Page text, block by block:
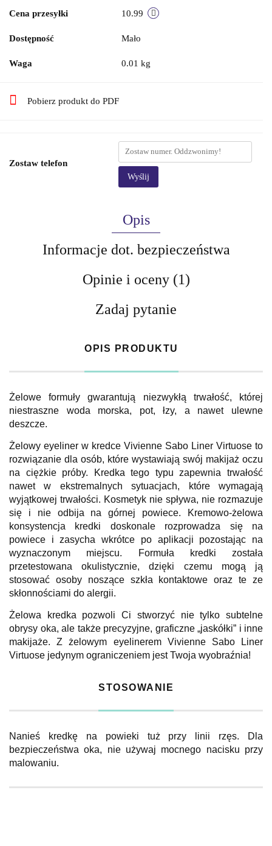
Cena przesyłki 10.99
Dostępność Mało
Waga 0.01 kg
Pobierz produkt do PDF
Zostaw telefon
Wyślij
Opis
Informacje dot. bezpieczeństwa
Opinie i oceny (1)
Zadaj pytanie
OPIS PRODUKTU
Żelowe formuły gwarantują niezwykłą trwałość, której
niestraszne woda morska, pot, łzy, a nawet ulewne
deszcze.
Żelowy eyeliner w kredce Vivienne Sabo Liner Virtuose to
rozwiązanie dla osób, które wystawiają swój makijaż oczu
na ciężkie próby. Kredka tego typu zapewnia trwałość
nawet w ekstremalnych sytuacjach, które wymagają
wyjątkowej trwałości. Kosmetyk nie spływa, nie rozmazuje
się i nie odbija na górnej powiece. Kremowo-żelowa
konsystencja kredki doskonale rozprowadza się na
powiece i zasycha wkrótce po aplikacji pozostając na
wyznaczonym miejscu. Formuła kredki została
przetestowana okulistycznie, dzięki czemu mogą ją
stosować osoby noszące szkła kontaktowe oraz te ze
skłonnościami do alergii.
Żelowa kredka pozwoli Ci stworzyć nie tylko subtelne
obrysy oka, ale także precyzyjne, graficzne „jaskółki” i inne
makijaże. Z żelowym eyelinerem Vivienne Sabo Liner
Virtuose jedynym ograniczeniem jest Twoja wyobraźnia!
STOSOWANIE
Nanieś kredkę na powieki tuż przy linii rzęs. Dla
bezpieczeństwa oka, nie używaj mocnego nacisku przy
malowaniu.